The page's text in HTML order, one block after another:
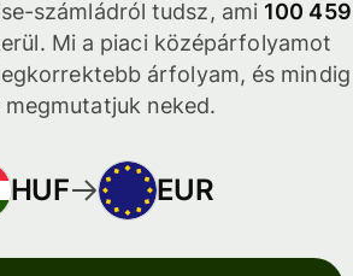
számládról tudsz, ami 100 459
Mi a piaci középárfolyamot
árfolyam, és mindig
megmutatjuk neked.
HUF EUR